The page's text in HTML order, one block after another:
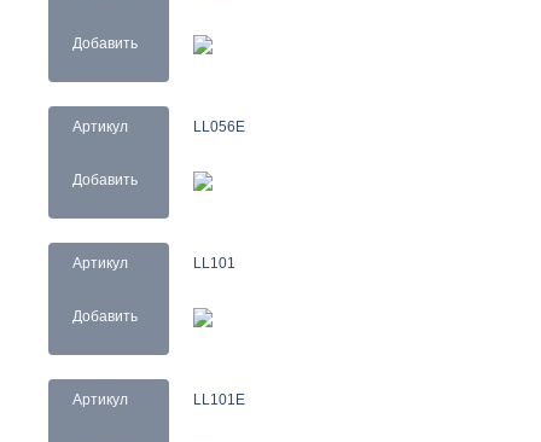
Добавить
Артикул
Добавить
LL056E
Артикул
Добавить
LL101
Артикул LL101E